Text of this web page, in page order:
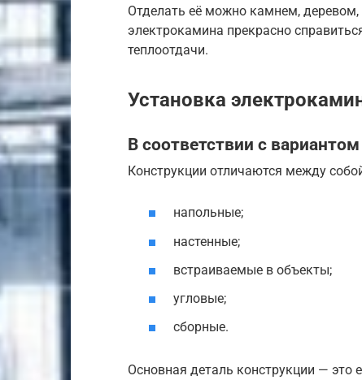
Отделать её можно камнем,
электрокамина прекрасно
теплоотдачи.
Установка
В соответствии с
Конструкции отличаются между
напольные;
настенные;
встраиваемые в объекты;
угловые;
сборные.
Основная деталь конструкции — это